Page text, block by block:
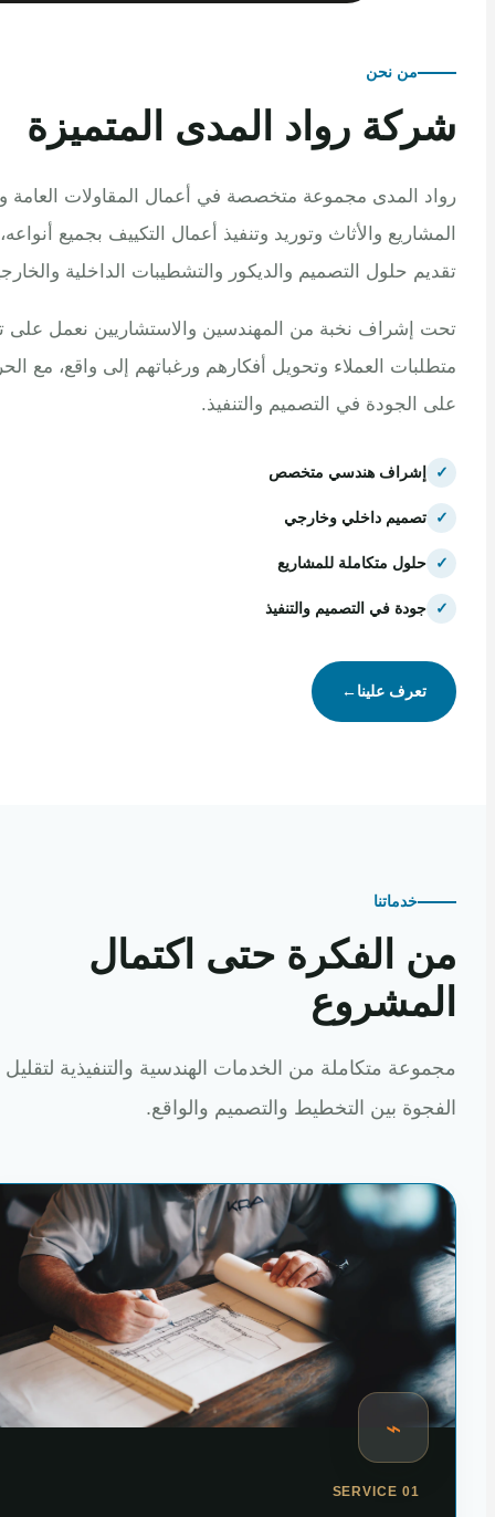
من نحن
رواد المدى المتميزة
المدى مجموعة متخصصة في أعمال المقاولات العامة وتنفيذ
والأثاث وتوريد وتنفيذ أعمال التكييف بجميع أنواعه، مع
حلول التصميم والديكور والتشطيبات الداخلية والخارجية.
إشراف نخبة من المهندسين والاستشاريين نعمل على تلبية
العملاء وتحويل أفكارهم ورغباتهم إلى واقع، مع الحرص
في التصميم والتنفيذ.
إشراف هندسي متخصص
تصميم داخلي وخارجي
حلول متكاملة للمشاريع
جودة في التصميم والتنفيذ
تعرف علينا←
خدماتنا
الفكرة حتى اكتمال
متكاملة من الخدمات الهندسية والتنفيذية لتقليل
بين التخطيط والتصميم والواقع.
⌁
SERVICE 01